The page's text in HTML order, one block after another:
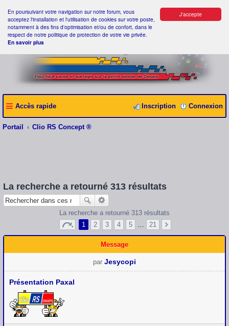
J'accepte
En poursuivant votre navigation sur notre forum, vous
acceptez l'installation et l'utilisation de cookies sur votre poste,
notamment à des fins d'optimisation et/ou de confort, dans le
respect de notre politique de protection de votre vie privée.
En savoir plus
Accès rapide Connexion
Inscription
Portail Clio RS Concept ®
La recherche a retourné 313 résultats
La recherche a retourné 313 résultats
1
2 3 4 5 … 21
Message
par Jesycopi
Présentation Paxal